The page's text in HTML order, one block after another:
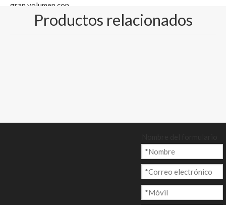
gran volumen con
dorso crema y
Preguntar
Productos relacionados